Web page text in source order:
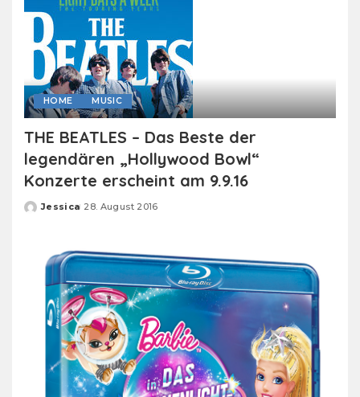
HOME MUSIC
THE BEATLES – Das Beste der
legendären „Hollywood Bowl“
Konzerte erscheint am 9.9.16
Posted
Jessica 28. August 2016